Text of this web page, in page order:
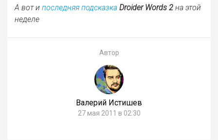
А вот и последняя подсказка Droider Words 2 на этой
неделе
Автор
Валерий Истишев
27 мая 2011 в 02:30